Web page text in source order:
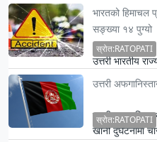
नोभेम्बर
बङ्गला…
भारतको हिमाचल
सङ्ख्या १४ पुग्यो
उत्तरी भारतीय
ज्यान गुमाउनेको
बताएक…
स्रोत:RATOPATI
उत्तरी
उत्तरी
खानी दुर्घटनामा
स्रोत:RATOPATI